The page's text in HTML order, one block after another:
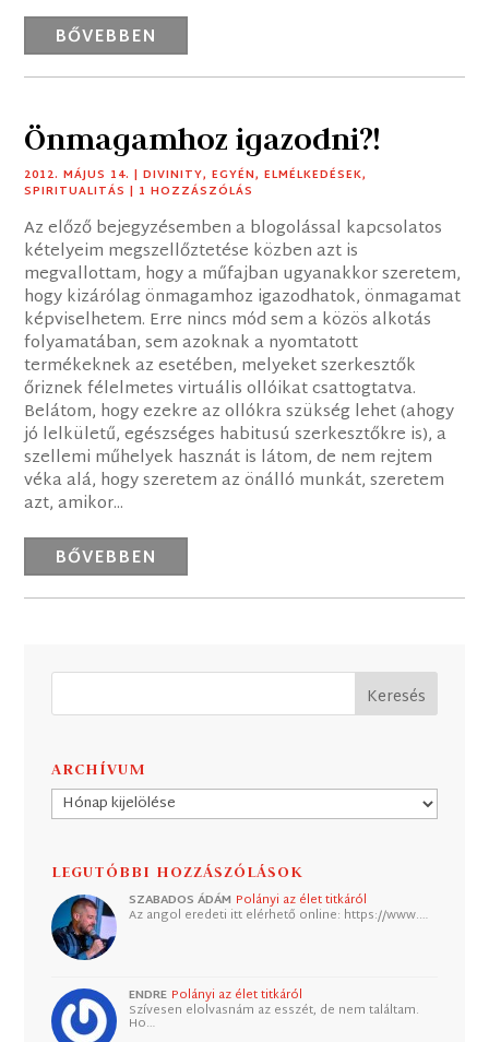
BŐVEBBEN
Önmagamhoz igazodni?!
2012. MÁJUS 14. |DIVINITY,EGYÉN,ELMÉLKEDÉSEK,
SPIRITUALITÁS | 1 HOZZÁSZÓLÁS
Az előző bejegyzésemben a blogolással kapcsolatos
kételyeim megszellőztetése közben azt is
megvallottam, hogy a műfajban ugyanakkor szeretem,
hogy kizárólag önmagamhoz igazodhatok, önmagamat
képviselhetem. Erre nincs mód sem a közös alkotás
folyamatában, sem azoknak a nyomtatott
termékeknek az esetében, melyeket szerkesztők
őriznek félelmetes virtuális ollóikat csattogtatva.
Belátom, hogy ezekre az ollókra szükség lehet (ahogy
jó lelkületű, egészséges habitusú szerkesztőkre is), a
szellemi műhelyek hasznát is látom, de nem rejtem
véka alá, hogy szeretem az önálló munkát, szeretem
azt, amikor...
BŐVEBBEN
ARCHÍVUM
Archívum
LEGUTÓBBI HOZZÁSZÓLÁSOK
SZABADOS ÁDÁM Polányi az élet titkáról
Az angol eredeti itt elérhető online: https://www.…
ENDRE Polányi az élet titkáról
Szívesen elolvasnám az esszét, de nem találtam.
Ho…